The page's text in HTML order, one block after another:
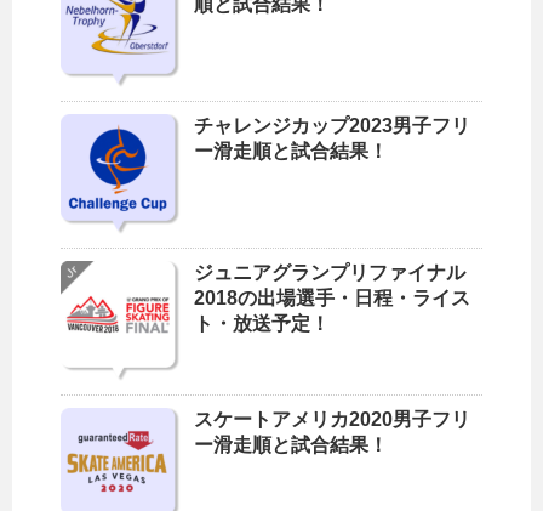
順と試合結果！
チャレンジカップ2023男子フリ
ー滑走順と試合結果！
ジュニアグランプリファイナル
2018の出場選手・日程・ライス
ト・放送予定！
スケートアメリカ2020男子フリ
ー滑走順と試合結果！